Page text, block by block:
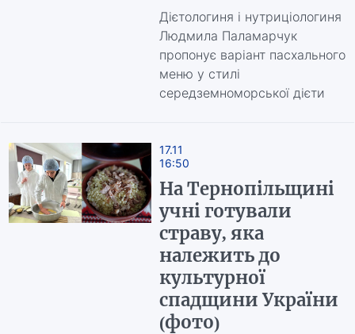
Дієтологиня і нутриціологиня
Людмила Паламарчук
пропонує варіант пасхального
меню у стилі
середземноморської дієти
17.11
16:50
На Тернопільщині
учні готували
страву, яка
належить до
культурної
спадщини України
(фото)